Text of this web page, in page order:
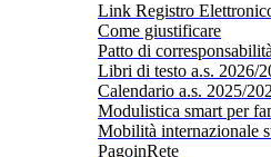
Link Registro
Come giustificare
Patto di corresponsabilità
Libri di testo a.s. 2026/
Calendario a.s. 2025/
Modulistica smart per
Mobilità internazionale
PagoinRete